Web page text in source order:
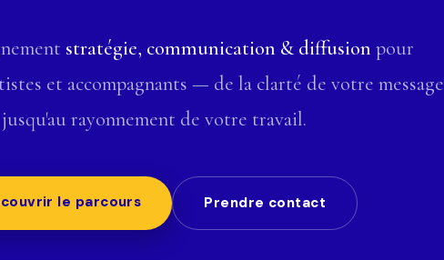
stratégie, communication & diffusion pour
et accompagnants — de la clarté de votre message
jusqu'au rayonnement de votre travail.
le parcours Prendre contact